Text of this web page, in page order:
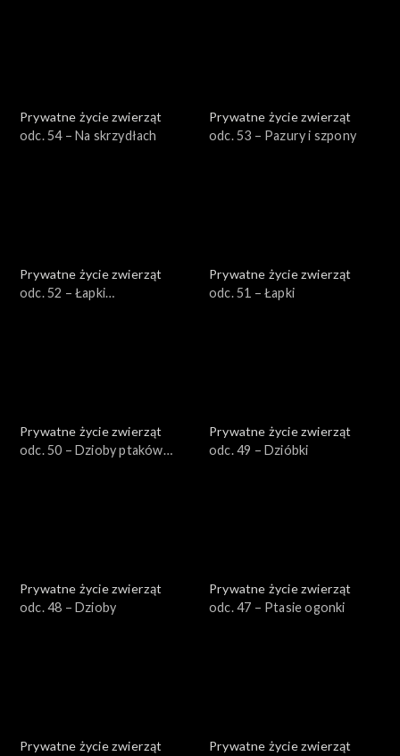
Prywatne życie zwierząt
odc. 54 – Na skrzydłach
Prywatne życie zwierząt
odc. 53 – Pazury i szpony
Prywatne życie zwierząt
odc. 52 – Łapki
Prywatne życie zwierząt
odc. 51 – Łapki
Prywatne życie zwierząt
odc. 50 – Dzioby ptaków
Prywatne życie zwierząt
odc. 49 – Dzióbki
Prywatne życie zwierząt
odc. 48 – Dzioby
Prywatne życie zwierząt
odc. 47 – Ptasie ogonki
Prywatne życie zwierząt
Prywatne życie zwierząt